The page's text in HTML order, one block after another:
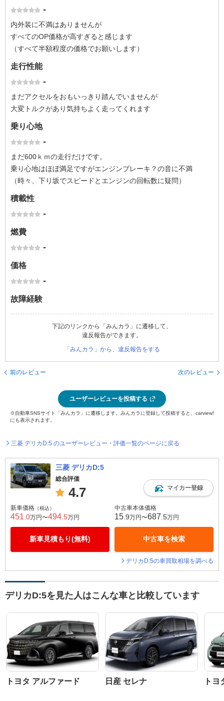
-
内外装に不満はありませんが
すべてのOP価格が高すぎると感じます
（すべて半額程度の価格でお願いします）
走行性能
-
まだアクセルをおもいっきり踏んでいませんが
大変トルクがあり気持ちよく走ってくれます
乗り心地
-
まだ600ｋｍの走行だけです。
乗り心地はほぼ満足ですがエンジンブレーキ？の音に不満
（時々、下り坂でスピードとエンジンの回転数に疑問）
積載性
-
燃費
-
価格
-
故障経験
下記のリンクから「みんカラ」に遷移して、
違反報告ができます。
「みんカラ」から、違反報告をする
前のレビュー 次のレビュー
ユーザーレビューを投稿する
※自動車SNSサイト「みんカラ」に遷移します。みんカラに登録して投稿すると、carview!
にも表示されます。
三菱 デリカD:5 のユーザーレビュー・評価一覧のページに戻る
三菱 デリカD:5
総合評価
4.7 マイカー登録
新車価格 （税込）
451 .0万円〜494 .5万円
新車見積もり(無料)
中古車本体価格
15 .9万円〜687 .5万円
中古車を検索
デリカD:5の車買取相場を調べる
デリカD:5を見た人はこんな車と比較しています
トヨタ アルファード 日産 セレナ ト